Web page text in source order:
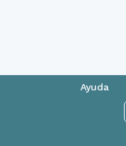
Ayuda